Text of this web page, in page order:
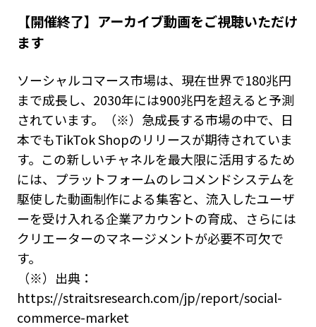
【開催終了】アーカイブ動画をご視聴いただけ
ます
ソーシャルコマース市場は、現在世界で180兆円
まで成長し、2030年には900兆円を超えると予測
されています。（※）急成長する市場の中で、日
本でもTikTok Shopのリリースが期待されていま
す。この新しいチャネルを最大限に活用するため
には、プラットフォームのレコメンドシステムを
駆使した動画制作による集客と、流入したユーザ
ーを受け入れる企業アカウントの育成、さらには
クリエーターのマネージメントが必要不可欠で
す。
（※）出典：
https://straitsresearch.com/jp/report/social-
commerce-market